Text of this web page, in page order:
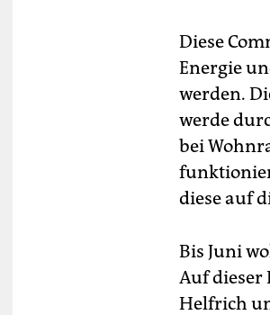
Diese
Energie
werden.
werde
bei
diese auf
Bis Juni
Auf dieser
Helfrich